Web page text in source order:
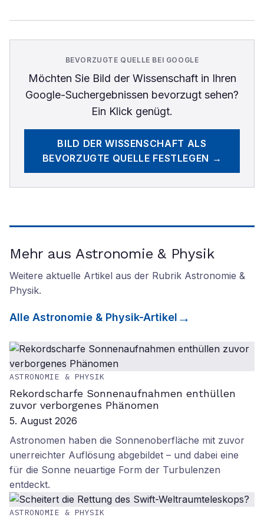
BEVORZUGTE QUELLE BEI GOOGLE
Möchten Sie Bild der Wissenschaftin Ihren
Google-Suchergebnissen bevorzugt sehen?
Ein Klick genügt.
BILD DER WISSENSCHAFT ALS
BEVORZUGTE QUELLE FESTLEGEN →
Mehr aus Astronomie & Physik
Weitere aktuelle Artikel aus der Rubrik Astronomie &
Physik.
Alle Astronomie & Physik-Artikel
ASTRONOMIE & PHYSIK
Rekordscharfe Sonnenaufnahmen enthüllen
zuvor verborgenes Phänomen
5. August 2026
Astronomen haben die Sonnenoberfläche mit zuvor
unerreichter Auflösung abgebildet – und dabei eine
für die Sonne neuartige Form der Turbulenzen
entdeckt.
ASTRONOMIE & PHYSIK